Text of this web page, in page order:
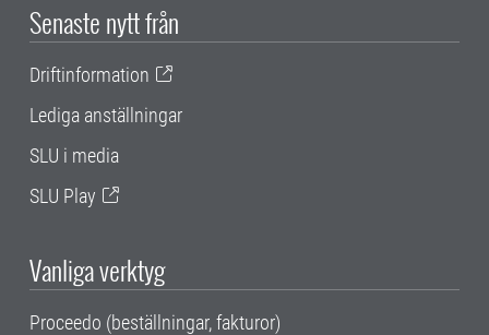
Senaste nytt från
Driftinformation
Lediga anställningar
SLU i media
SLU Play
Vanliga verktyg
Proceedo (beställningar, fakturor)